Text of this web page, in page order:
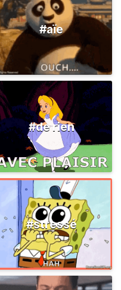
#aïe
#de rien
#stressé